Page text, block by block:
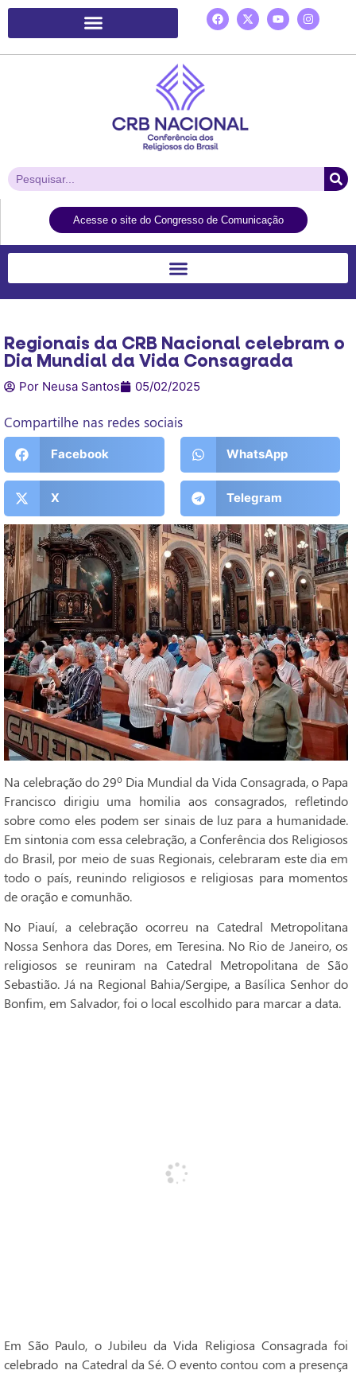
Acesse o site do Congresso de Comunicação
Regionais da CRB Nacional celebram o
Dia Mundial da Vida Consagrada
Por Neusa Santos 05/02/2025
Compartilhe nas redes sociais
Facebook WhatsApp
X Telegram
Na celebração do 29º Dia Mundial da Vida Consagrada, o Papa
Francisco dirigiu uma homilia aos consagrados, refletindo
sobre como eles podem ser sinais de luz para a humanidade.
Em sintonia com essa celebração, a Conferência dos Religiosos
do Brasil, por meio de suas Regionais, celebraram este dia em
todo o país, reunindo religiosos e religiosas para momentos
de oração e comunhão.
No Piauí, a celebração ocorreu na Catedral Metropolitana
Nossa Senhora das Dores, em Teresina. No Rio de Janeiro, os
religiosos se reuniram na Catedral Metropolitana de São
Sebastião. Já na Regional Bahia/Sergipe, a Basílica Senhor do
Bonfim, em Salvador, foi o local escolhido para marcar a data.
Em São Paulo, o Jubileu da Vida Religiosa Consagrada foi
celebrado na Catedral da Sé. O evento contou com a presença